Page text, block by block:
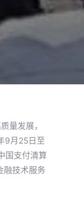
量发展，
9月25日至
国支付清算
融技术服务